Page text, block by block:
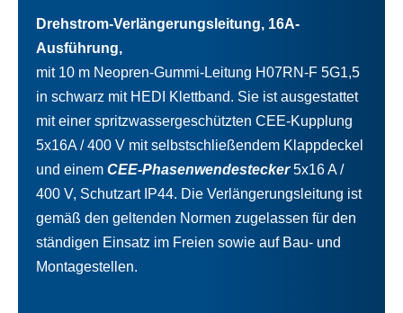
Drehstrom-Verlängerungsleitung, 16A-
Ausführung,
mit 10 m Neopren-Gummi-Leitung H07RN-F 5G1,5
in schwarz mit HEDI Klettband. Sie ist ausgestattet
mit einer spritzwassergeschützten CEE-Kupplung
5x16A / 400 V mit selbstschließendem Klappdeckel
und einem CEE-Phasenwendestecker5x16 A /
400 V, Schutzart IP44. Die Verlängerungsleitung ist
gemäß den geltenden Normen zugelassen für den
ständigen Einsatz im Freien sowie auf Bau- und
Montagestellen.